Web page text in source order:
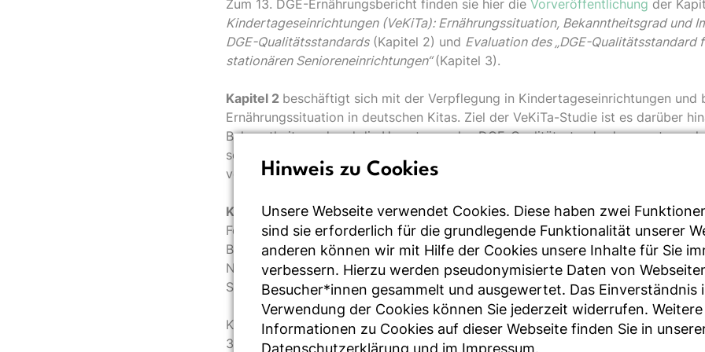
Zum 13. DGE-Ernährungsbericht finden sie hier die Vorveröffentlichung der
Kindertageseinrichtungen (VeKiTa): Ernährungssituation, Bekanntheitsgrad und
DGE-Qualitätsstandards(Kapitel 2) und Evaluation des „DGE-Qualitätsstandard
stationären Senioreneinrichtungen“(Kapitel 3).
Kapitel 2 beschäftigt sich mit der Verpflegung in Kindertageseinrichtungen und
Ernährungssituation in deutschen Kitas. Ziel der VeKiTa-Studie ist es darüber
Bekanntheitsgrad und die Umsetzung des DGE-Qualitätsstandards zu
sollen dazu beitragen, Empfehlungen abzuleiten, welche die
verbessern und die Akzeptanz desDGE-Qualitätsstandards
Kapitel 3befasst sich mit der Verpflegung in stationären Senioreneinrichtungen.
Forschungsprojekt wurde dazu der gleichnamige DGE-Qualitätsstandard
Bekanntheit, die Verbreitung und Akzeptanz des Qualitätsstandards zu
Nutzen aufgezeigt werden, der sich durch die Anwendung des DGE-
Senioreneinrichtungen und die Bewohner ergibt.
Kapitel 2 wurde von der Hochschule für Angewandte Wissenschaften Hamburg
3 vom Institut für Biomedizin des Alterns der Friedrich-Alexander Universität
Hinweis zu Cookies
Unsere Webseite verwendet Cookies. Diese haben zwei
sind sie erforderlich für die grundlegende Funktionalität unserer
anderen können wir mit Hilfe der Cookies unsere Inhalte für Sie
verbessern. Hierzu werden pseudonymisierte Daten von
Besucher*innen gesammelt und ausgewertet. Das Einverständnis
Verwendung der Cookies können Sie jederzeit widerrufen. Weitere
Informationen zu Cookies auf dieser Webseite finden Sie in
Datenschutzerklärung und im Impressum.